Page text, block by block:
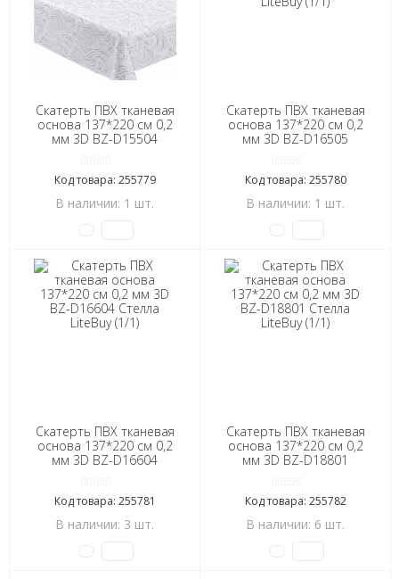
Скатерть ПВХ тканевая
основа 137*220 см 0,2
мм 3D BZ-D15504
Код товара: 255779
В наличии: 1 шт.
Скатерть ПВХ тканевая
основа 137*220 см 0,2
мм 3D BZ-D16505
Код товара: 255780
В наличии: 1 шт.
Скатерть ПВХ тканевая
основа 137*220 см 0,2
мм 3D BZ-D16604
Код товара: 255781
В наличии: 3 шт.
Скатерть ПВХ тканевая
основа 137*220 см 0,2
мм 3D BZ-D18801
Код товара: 255782
В наличии: 6 шт.